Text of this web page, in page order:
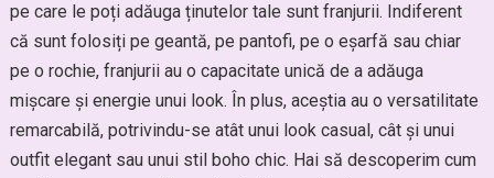
pe care le poți adăuga ținutelor tale sunt franjurii. Indiferent
că sunt folosiți pe geantă, pe pantofi, pe o eșarfă sau chiar
pe o rochie, franjurii au o capacitate unică de a adăuga
mișcare și energie unui look. În plus, aceștia au o versatilitate
remarcabilă, potrivindu-se atât unui look casual, cât și unui
outfit elegant sau unui stil boho chic. Hai să descoperim cum